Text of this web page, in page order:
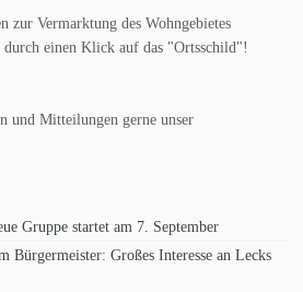
zur Vermarktung des Wohngebietes
einen Klick auf das "Ortsschild"!
und Mitteilungen gerne unser
Gruppe startet am 7. September
Bürgermeister: Großes Interesse an Lecks